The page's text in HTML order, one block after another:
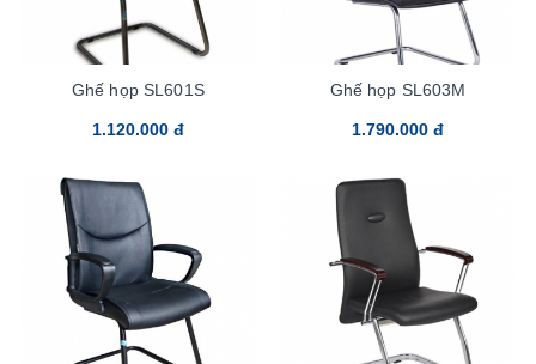
Ghế họp SL601S
1.120.000 đ
Ghế họp SL603M
1.790.000 đ